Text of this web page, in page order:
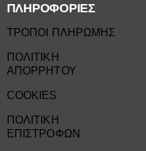
ΠΛΗΡΟΦΟΡΙΕΣ
ΤΡΟΠΟΙ ΠΛΗΡΩΜΗΣ
ΠΟΛΙΤΙΚΗ
ΑΠΟΡΡΗΤΟΥ
COOKIES
ΠΟΛΙΤΙΚΗ
ΕΠΙΣΤΡΟΦΩΝ